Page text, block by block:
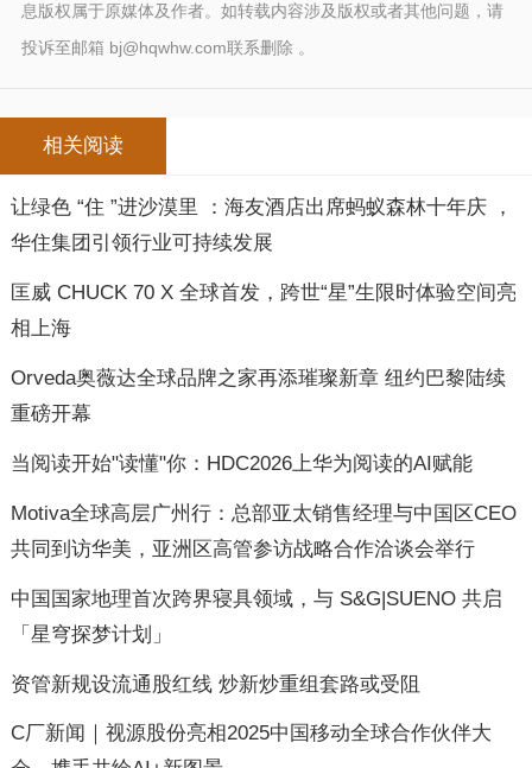
息版权属于原媒体及作者。如转载内容涉及版权或者其他问题，请
投诉至邮箱 bj@hqwhw.com联系删除 。
相关阅读
让绿色 “住 ”进沙漠里 ：海友酒店出席蚂蚁森林十年庆 ，
华住集团引领行业可持续发展
匡威 CHUCK 70 X 全球首发，跨世“星”生限时体验空间亮
相上海
Orveda奥薇达全球品牌之家再添璀璨新章 纽约巴黎陆续
重磅开幕
当阅读开始"读懂"你：HDC2026上华为阅读的AI赋能
Motiva全球高层广州行：总部亚太销售经理与中国区CEO
共同到访华美，亚洲区高管参访战略合作洽谈会举行
中国国家地理首次跨界寝具领域，与 S&G|SUENO 共启
「星穹探梦计划」
资管新规设流通股红线 炒新炒重组套路或受阻
C厂新闻｜视源股份亮相2025中国移动全球合作伙伴大